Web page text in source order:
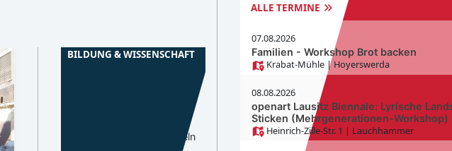
BILDUNG & WISSENSCHAFT
BTU-Forschende entwickeln
ALLE TERMINE
07.08.2026
Familien - Workshop Brot backen
Krabat-Mühle | Hoyerswerda
08.08.2026
openart Lausitz Biennale: Lyrische
Sticken (Mehrgenerationen-Workshop)
Heinrich-Zille-Str. 1 | Lauchhammer